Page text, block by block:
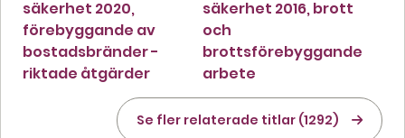
säkerhet 2020,
förebyggande av
bostadsbränder -
riktade åtgärder
säkerhet 2016, brott
och
brottsförebyggande
arbete
Se fler relaterade titlar (1292)